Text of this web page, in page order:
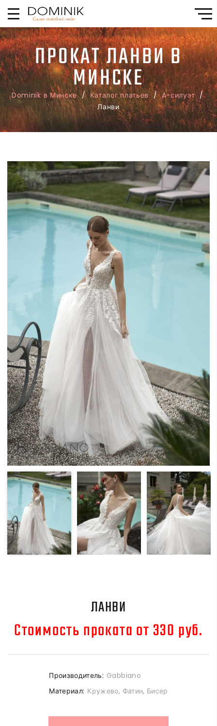
ПРОКАТ ЛАНВИ В
МИНСКЕ
Dominik в Минске/Каталог платьев/A-силуэт/
Ланви
ЛАНВИ
Стоимость проката от 330 руб.
Производитель: Gabbiano
Материал: Кружево, Фатин, Бисер